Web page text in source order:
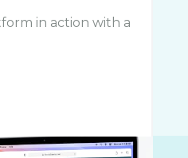
in action with a